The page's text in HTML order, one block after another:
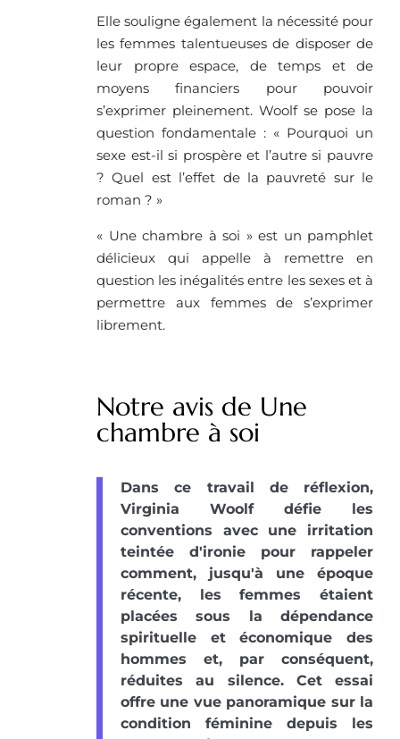
Elle souligne également la nécessité pour
les femmes talentueuses de disposer de
leur propre espace, de temps et de
moyens financiers pour pouvoir
s’exprimer pleinement. Woolf se pose la
question fondamentale : « Pourquoi un
sexe est-il si prospère et l’autre si pauvre
? Quel est l’effet de la pauvreté sur le
roman ? »
« Une chambre à soi » est un pamphlet
délicieux qui appelle à remettre en
question les inégalités entre les sexes et à
permettre aux femmes de s’exprimer
librement.
Notre avis de Une
chambre à soi
Dans ce travail de réflexion,
Virginia Woolf défie les
conventions avec une irritation
teintée d'ironie pour rappeler
comment, jusqu'à une époque
récente, les femmes étaient
placées sous la dépendance
spirituelle et économique des
hommes et, par conséquent,
réduites au silence. Cet essai
offre une vue panoramique sur la
condition féminine depuis les